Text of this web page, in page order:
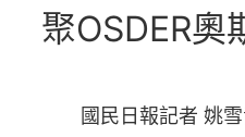
聚OSDER
國民日報記者 姚